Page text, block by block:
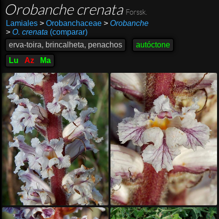
Orobanche crenata Forssk.
Lamiales >Orobanchaceae > Orobanche
> O. crenata (comparar)
erva-toira, brincalheta, penachos
autóctone
Lu
Az Ma